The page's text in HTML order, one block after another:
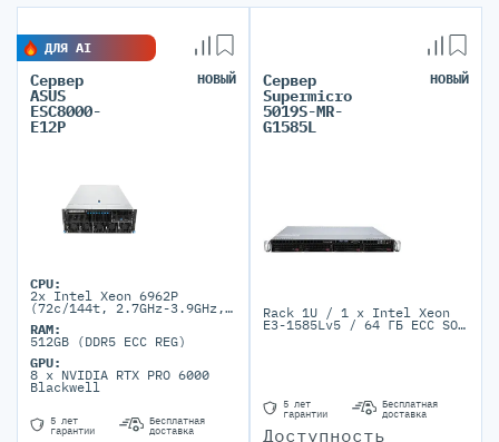
ДЛЯ AI
Сервер
ASUS
ESC8000-
E12P
НОВЫЙ
CPU:
2x Intel Xeon 6962P
(72c/144t, 2.7GHz-3.9GHz,
500W)
RAM:
512GB (DDR5 ECC REG)
GPU:
8 x NVIDIA RTX PRO 6000
Blackwell
5 лет
гарантии
Бесплатная
доставка
Сервер
Supermicro
5019S-MR-
G1585L
НОВЫЙ
Rack 1U / 1 x Intel Xeon
E3-1585Lv5 / 64 ГБ ECC SO-
DIMM DDR4-2133 МГц, 4 DIMM
5 лет
гарантии
Бесплатная
доставка
Доступность